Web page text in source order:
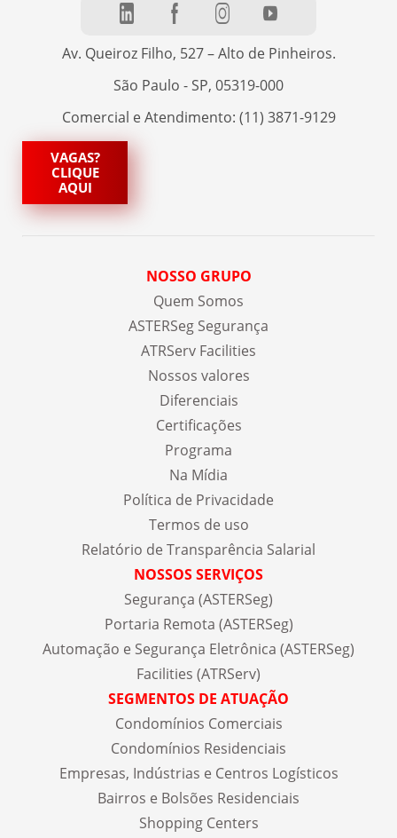
Av. Queiroz Filho, 527 – Alto de Pinheiros.
São Paulo - SP, 05319-000
Comercial e Atendimento: (11) 3871-9129
VAGAS?
CLIQUE
AQUI
NOSSO GRUPO
Quem Somos
ASTERSeg Segurança
ATRServ Facilities
Nossos valores
Diferenciais
Certificações
Programa
Na Mídia
Política de Privacidade
Termos de uso
Relatório de Transparência Salarial
NOSSOS SERVIÇOS
Segurança (ASTERSeg)
Portaria Remota (ASTERSeg)
Automação e Segurança Eletrônica (ASTERSeg)
Facilities (ATRServ)
SEGMENTOS DE ATUAÇÃO
Condomínios Comerciais
Condomínios Residenciais
Empresas, Indústrias e Centros Logísticos
Bairros e Bolsões Residenciais
Shopping Centers